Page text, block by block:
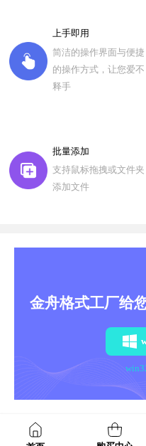
上手即用
简洁的操作界面与便捷
的操作方式，让您爱不
释手
批量添加
支持鼠标拖拽或文件夹
添加文件
金舟格式工厂给